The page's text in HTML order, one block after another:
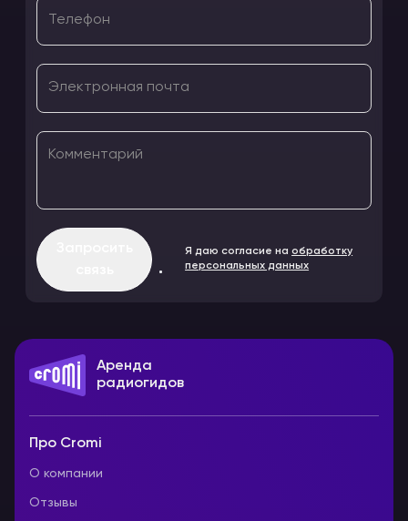
Телефон
Электронная почта
Комментарий
Я даю согласие наобработку
персональных данных
Аренда
радиогидов
Про Cromi
О компании
Отзывы